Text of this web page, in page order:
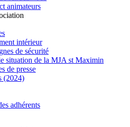
animateurs
intérieur
de sécurité
situation de la MJA st Maximin
de presse
(2024)
adhérents